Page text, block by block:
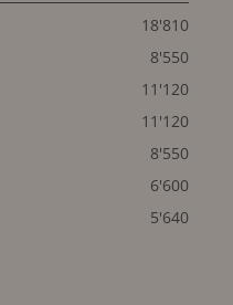
18'810
8'550
11'120
11'120
8'550
6'600
5'640